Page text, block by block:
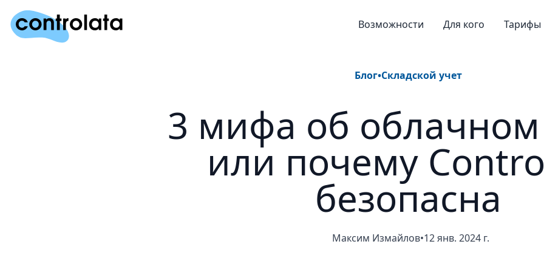
Возможности Для кого Тарифы
Блог•Складской учет
3 мифа об облачном
или почему
безопасна
Максим Измайлов•12 янв. 2024 г.